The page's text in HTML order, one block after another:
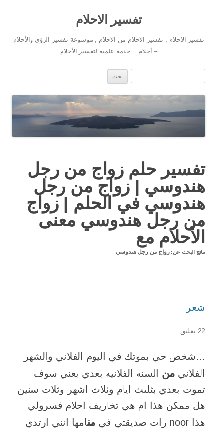
تفسير الاحلام
تفسير الاحلام , تفسير الاحلام من الاحلام , موسوعة تفسير الرؤى والأحلام
– أحلام …خدمة علمية لتفسير الأحلام
انتقل إلى المحتوى
تفسير حلم زواج من رجل
هندوسي | زواج من رجل
هندوسي في الحلم | زواج
من رجل هندوسي معنى
الأحلام مع
نتائج البحث عن: زواج من رجل هندوسي
شعر
22 تعليق
…شخص حي بموتك في اليوم الفلاني والشهر
الفلاني من السنه الفلانيه بعدي يعني سوف
تموت بعدي بثلىث ايام وثلاث اشهر وثلاث سنين
هل ممكن هذا ام هي تخاريف احلام فسرولي
هذا noor رات صديقتي في
منامها انني ارتدي